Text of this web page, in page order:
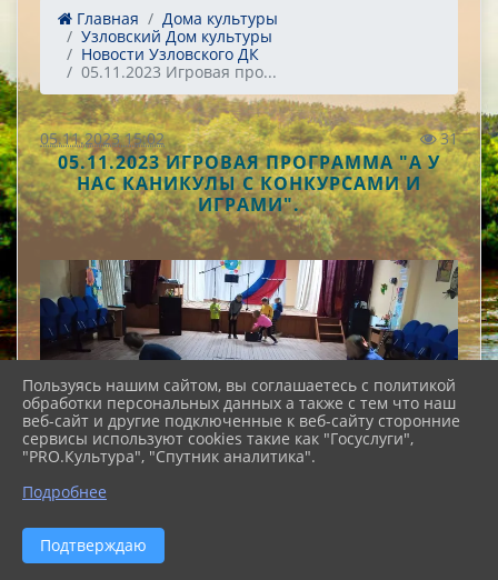
Главная
Дома культуры
Узловский Дом культуры
Новости Узловского ДК
05.11.2023 Игровая про...
05.11.2023 15:02 31
05.11.2023 ИГРОВАЯ ПРОГРАММА "А У
НАС КАНИКУЛЫ С КОНКУРСАМИ И
ИГРАМИ".
Пользуясь нашим сайтом, вы соглашаетесь с политикой
обработки персональных данных а также с тем что наш
веб-сайт и другие подключенные к веб-сайту сторонние
сервисы используют cookies такие как "Госуслуги",
"PRO.Культура", "Спутник аналитика".
Подробнее
Подтверждаю